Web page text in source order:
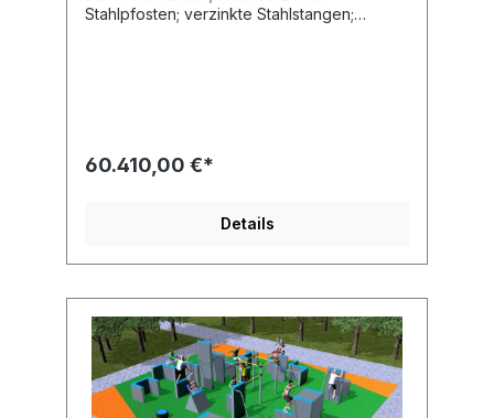
Stahlpfosten; verzinkte Stahlstangen;
60.410,00 €*
Details